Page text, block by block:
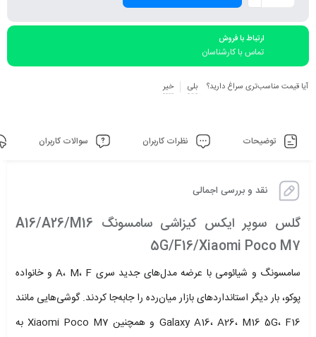
ارتباط با فروش
تماس با کارشناسان
آیا قیمت مناسب‌تری سراغ دارید؟ بلی خیر
توضیحات نظرات کاربران سوالات کاربران
نقد و بررسی اجمالی
گلس سوپر ایکس کیزاشی سامسونگ A16/A26/M16
5G/F16/Xiaomi Poco M7
سامسونگ و شیائومی با عرضه مدل‌های جدید سری A، M، F و خانواده
پوکو، بار دیگر استانداردهای بازار میان‌رده را جابه‌جا کردند. گوشی‌هایی مانند
Galaxy A16، A26، M16 5G، F16 و همچنین Xiaomi Poco M7 به